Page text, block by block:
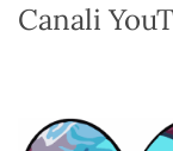
Canali